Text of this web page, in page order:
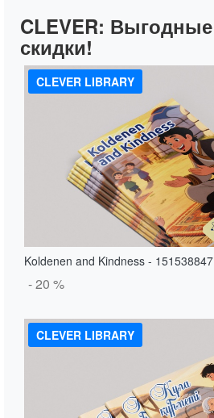
CLEVER: Выгодные
скидки!
CLEVER LIBRARY
Koldenen and Kindness - 151538847
- 20 %
CLEVER LIBRARY